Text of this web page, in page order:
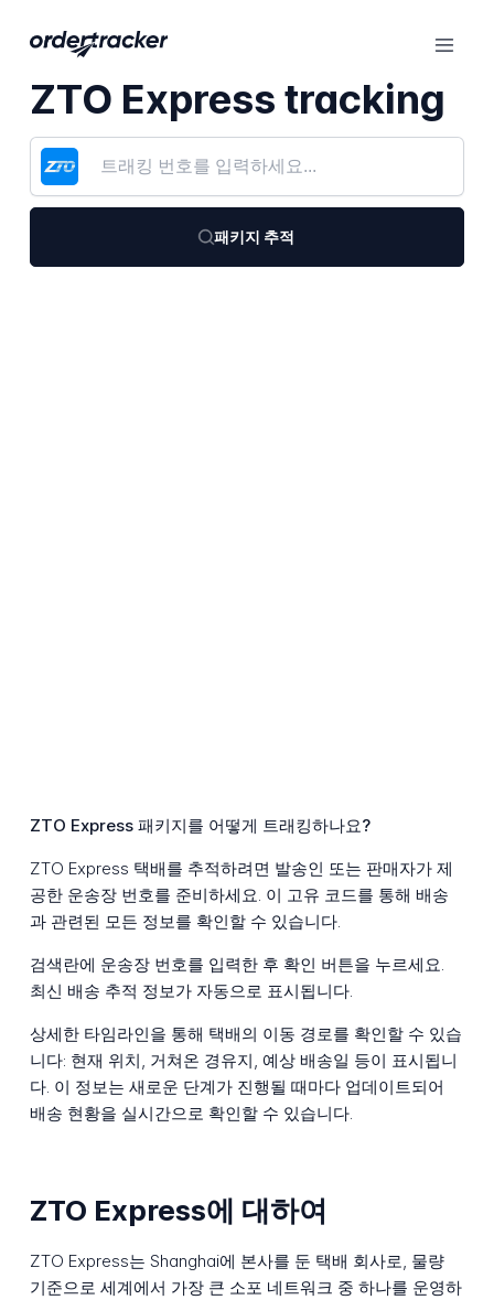
ZTO Express tracking
패키지 추적
ZTO Express 패키지를 어떻게 트래킹하나요?
ZTO Express 택배를 추적하려면 발송인 또는 판매자가 제
공한 운송장 번호를 준비하세요. 이 고유 코드를 통해 배송
과 관련된 모든 정보를 확인할 수 있습니다.
검색란에 운송장 번호를 입력한 후 확인 버튼을 누르세요.
최신 배송 추적 정보가 자동으로 표시됩니다.
상세한 타임라인을 통해 택배의 이동 경로를 확인할 수 있습
니다: 현재 위치, 거쳐온 경유지, 예상 배송일 등이 표시됩니
다. 이 정보는 새로운 단계가 진행될 때마다 업데이트되어
배송 현황을 실시간으로 확인할 수 있습니다.
ZTO Express에 대하여
ZTO Express는 Shanghai에 본사를 둔 택배 회사로, 물량
기준으로 세계에서 가장 큰 소포 네트워크 중 하나를 운영하